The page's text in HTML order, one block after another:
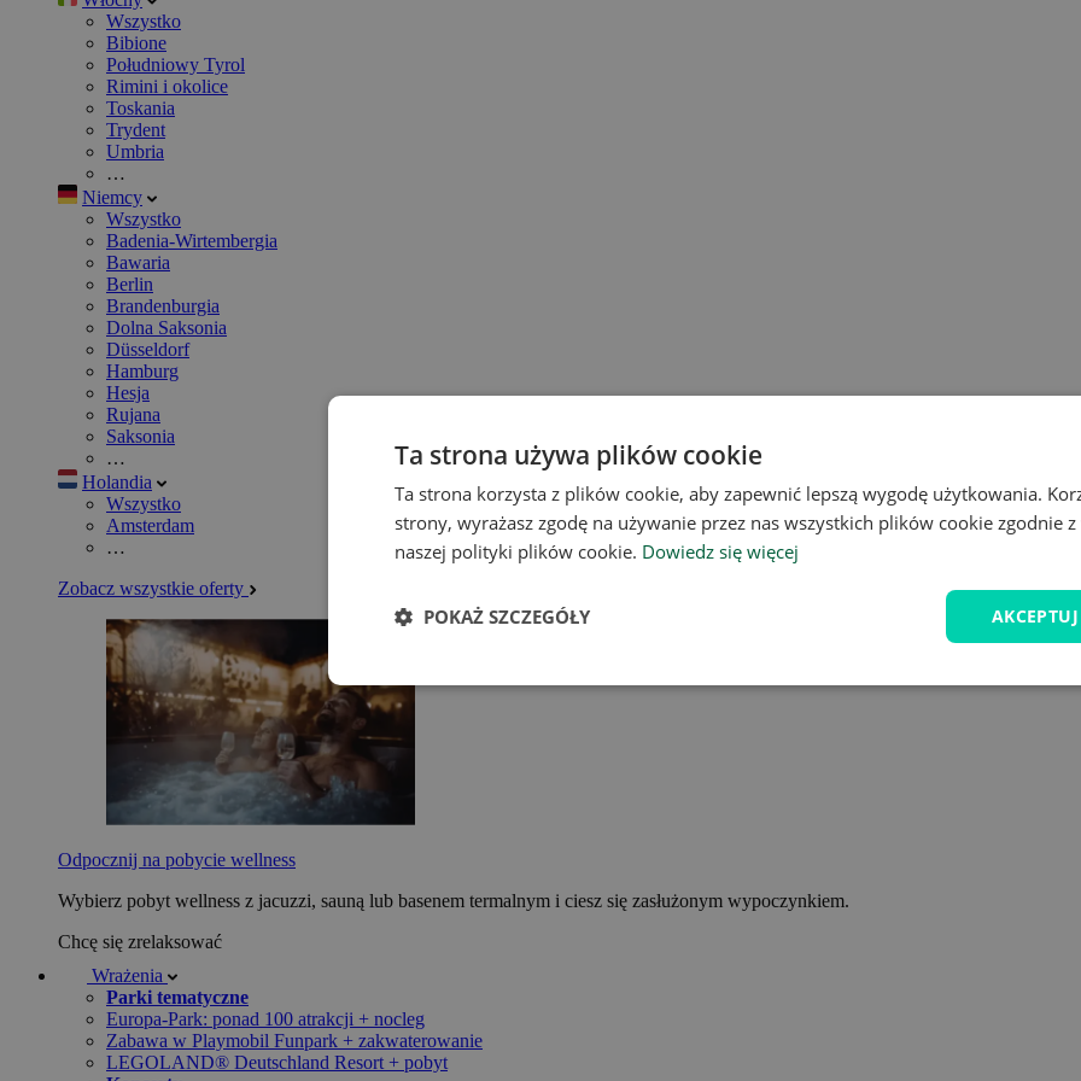
Wszystko
Bibione
Południowy Tyrol
Rimini i okolice
Toskania
Trydent
Umbria
…
Niemcy
Wszystko
Badenia-Wirtembergia
Bawaria
Berlin
Brandenburgia
Dolna Saksonia
Düsseldorf
Hamburg
Hesja
Rujana
Saksonia
…
Holandia
Wszystko
Amsterdam
…
Zobacz wszystkie oferty
Odpocznij na pobycie wellness
Wybierz pobyt wellness z jacuzzi, sauną lub basenem termalnym i ciesz się zasłużonym wypoczynkiem.
Chcę się zrelaksować
Wrażenia
Parki tematyczne
Europa-Park: ponad 100 atrakcji + nocleg
Zabawa w Playmobil Funpark + zakwaterowanie
LEGOLAND® Deutschland Resort + pobyt
Ta strona używa plików cookie
Ta strona korzysta z plików cookie, aby zapewnić lepszą wygodę użytkowania.
strony, wyrażasz zgodę na używanie przez nas wszystkich plików cookie zgodnie
naszej polityki plików cookie. Dowiedz się więcej
POKAŻ SZCZEGÓŁY